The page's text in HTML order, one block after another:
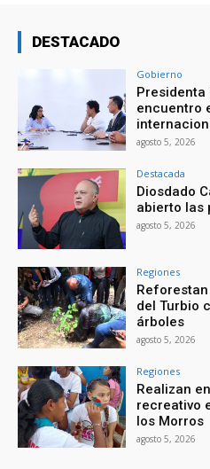
DESTACADO
Gobierno
Presidenta
encuentro
agosto 5, 2026
Destacada
Diosdado
abierto las
agosto 5, 2026
Regiones
del Turbio
árboles
agosto 5, 2026
Regiones
Realizan
recreativo
los Morros
agosto 5, 2026